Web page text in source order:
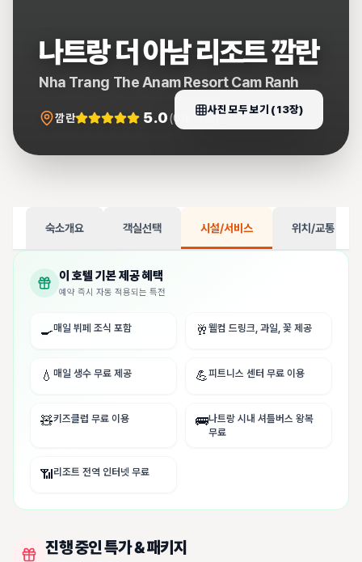
나트랑 더 아남 리조트 깜란
Nha Trang The Anam Resort Cam Ranh
깜란 5.0(0 개 리뷰)
사진 모두 보기 ( 13장)
숙소개요 객실선택 시설/서비스 위치/교통
이 호텔 기본 제공 혜택
예약 즉시 자동 적용되는 특전
🍳매일 뷔페 조식 포함 🥂 웰컴 드링크, 과일, 꽃 제공
💧 매일 생수 무료 제공 💪피트니스 센터 무료 이용
🧸키즈클럽 무료 이용 🚌나트랑 시내 셔틀버스 왕복
무료
📶리조트 전역 인터넷 무료
진행 중인 특가 & 패키지